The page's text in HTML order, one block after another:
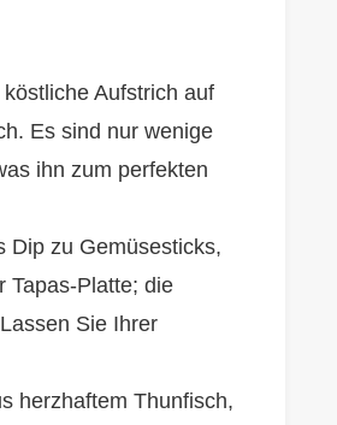
Aufstrich auf
Es sind nur wenige
ihn zum perfekten
Dip zu Gemüsesticks,
Tapas-Platte; die
Sie Ihrer
herzhaftem Thunfisch,